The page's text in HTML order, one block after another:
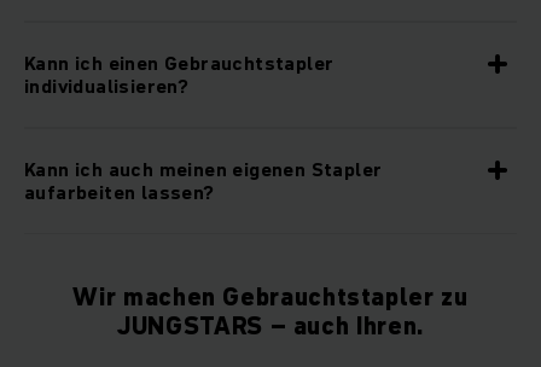
Kann ich einen Gebrauchtstapler
individualisieren?
Kann ich auch meinen eigenen Stapler
aufarbeiten lassen?
Wir machen Gebrauchtstapler zu
JUNGSTARS – auch Ihren.